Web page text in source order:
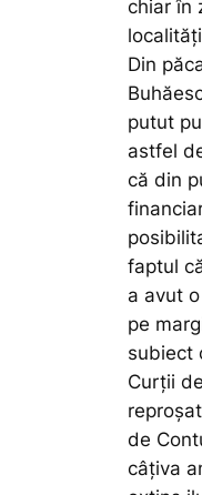
chiar în
Din
putut
astfel
că din
faptul
a avut
pe
subiect
Curții
de
câțiva